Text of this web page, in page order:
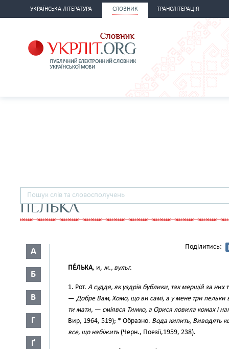
УКРАЇНСЬКА ЛІТЕРАТУРА СЛОВНИК ТРАНСЛІТЕРАЦІЯ
ПЕЛЬКА
А
Б
В
Г
Ґ
Поділитись:
ПЕ́ЛЬКА, и, ж., вульг.
1. Рот. А суддя, як уздрів бублики, так мерщій за них
—Добре Вам, Хомо, що ви самі, а у мене три пельки в
ти мати, — сміявся Тимко, а Орися ловила комах і
Вир, 1964, 519); * Образно. Вода кипить, Виводять
все, що набіжить (Черн., Поезії,1959, 238).